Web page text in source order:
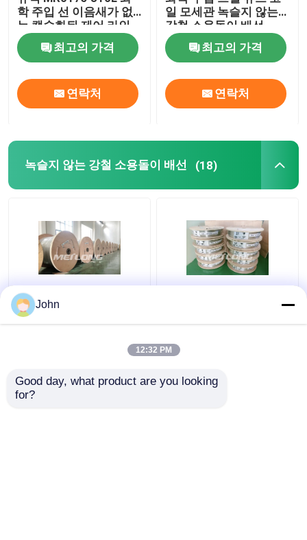
학 주입 선 이음새가 없
는 캡슐화된 제어 라인
최고의 가격
연락처
일 모세관 녹슬지 않는
강철 소용돌이 배선
최고의 가격
연락처
녹슬지 않는 강철 소용돌이 배선 (18)
가열 스테인레스 스틸
코일 튜빙 가스 분야 고
ASTM 녹슬지 않는 모세
아닐링했습니다
John
12:32 PM
Good day, what product are you looking
for?